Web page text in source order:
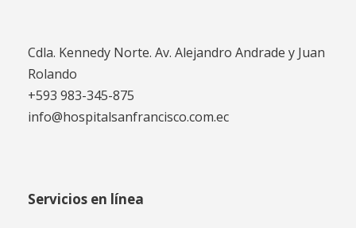
Cdla. Kennedy Norte. Av. Alejandro Andrade y Juan
Rolando
+593 983-345-875
info@hospitalsanfrancisco.com.ec
Servicios en línea